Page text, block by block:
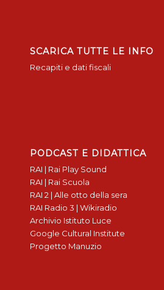
SCARICA TUTTE LE INFO
Recapiti e dati fiscali
PODCAST E DIDATTICA
RAI | Rai Play Sound
RAI | Rai Scuola
RAI 2 | Alle otto della sera
RAI Radio 3 | Wikiradio
Archivio Istituto Luce
Google Cultural Institute
Progetto Manuzio